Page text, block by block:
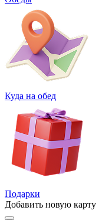
Куда на обед
Подарки
Добавить новую карту